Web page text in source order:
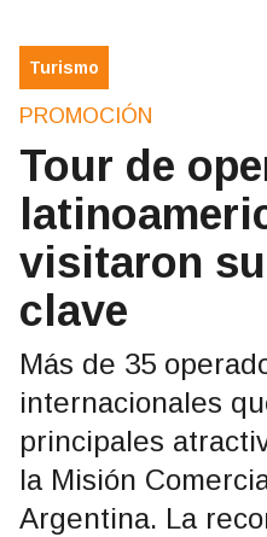
Turismo
PROMOCIÓN
Tour de
visitaron
clave
Más de 35
internacionales
principales
la Misión
Argentina. La